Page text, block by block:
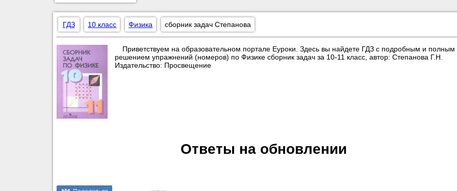
ГДЗ 10 класс Физика сборник задач Степанова
Приветствуем на образовательном портале Еуроки. Здесь вы найдете ГДЗ с подробным и полным
решением упражнений (номеров) по Физике сборник задач за 10‐11 класс, автор: Степанова Г.Н.
Издательство: Просвещение
Ответы на обновлении